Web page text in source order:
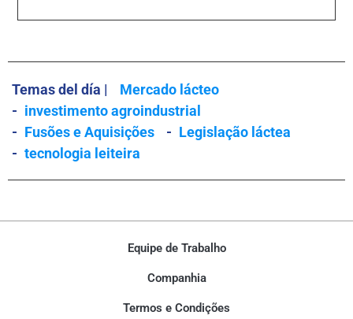
Temas del día |
Mercado lácteo
- investimento agroindustrial
- Fusões e Aquisições - Legislação láctea
- tecnologia leiteira
Equipe de Trabalho
Companhia
Termos e Condições